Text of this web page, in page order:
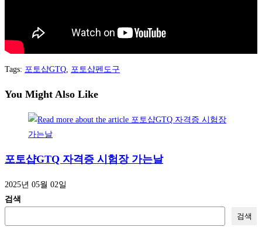
Tags: 포토샵GTQ, 포토샵펜도구
You Might Also Like
포토샵GTQ 자격증 시험장 가는날
2025년 05월 02일
검색
검색